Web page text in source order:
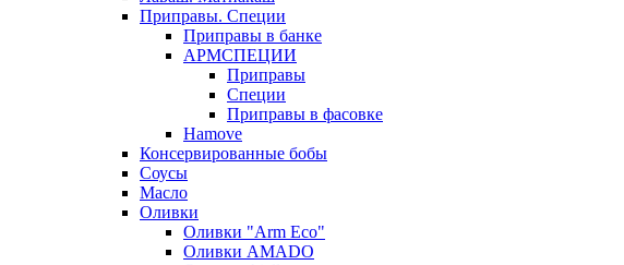
Приправы. Специи
Приправы в банке
АРМСПЕЦИИ
Приправы
Специи
Приправы в фасовке
Hamove
Консервированные бобы
Соусы
Масло
Оливки
Оливки "Arm Eco"
Оливки AMADO